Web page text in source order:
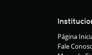
Página
Fale